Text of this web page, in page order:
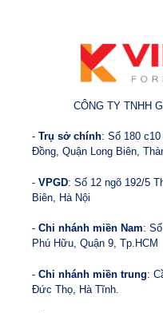
CÔNG TY TNHH
- Trụ sở chính: Số 180
Đồng, Quận Long Biên,
- VPGD: Số 12 ngõ 192/5
Biên, Hà Nội
- Chi nhánh miền Nam:
Phú Hữu, Quận 9, Tp.HCM
- Chi nhánh miền trung:
Đức Thọ, Hà Tĩnh.